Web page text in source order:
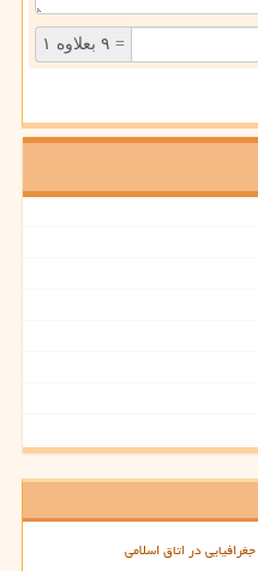
= ۹ بعلاوه ۱
در اتاق اسلامی